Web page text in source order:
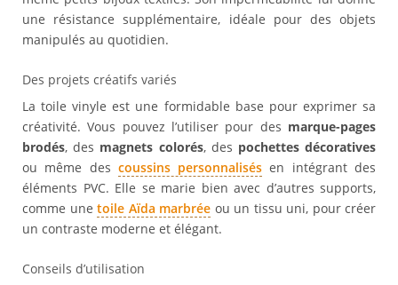
une résistance supplémentaire, idéale pour des objets
manipulés au quotidien.
Des projets créatifs variés
La toile vinyle est une formidable base pour exprimer sa
créativité. Vous pouvez l’utiliser pour des marque-pages
brodés, des magnets colorés, des pochettes décoratives
ou même des coussins personnalisés en intégrant des
éléments PVC. Elle se marie bien avec d’autres supports,
comme une toile Aïda marbrée ou un tissu uni, pour créer
un contraste moderne et élégant.
Conseils d’utilisation